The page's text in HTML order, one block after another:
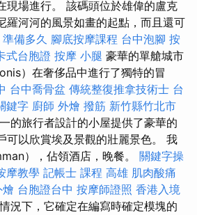
現場進行。 該碼頭位於雄偉的盧克
羅河河的風景如畫的起點，而且還可
備多久 腳底按摩課程 台中泡腳 按
式台胞證 按摩 小腿 豪華的單艙城市
）在奢侈品中進行了獨特的冒
台中喬骨盆 傳統整復推拿技術士 台
鍵字 廚師 外燴 撥筋 新竹縣竹北市
的旅行者設計的小屋提供了豪華的
可以欣賞埃及景觀的壯麗景色。 我
），佔領酒店，晚餐。 關鍵字操
摩教學 記帳士 課程 高雄 肌肉酸痛
燴 台胞證台中 按摩師證照 香港入境
況下，它確定在編寫時確定模塊的